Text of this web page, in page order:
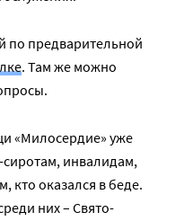
по предварительной
. Там же можно
«Милосердие» уже
сиротам, инвалидам,
кто оказался в беде.
них – Свято-